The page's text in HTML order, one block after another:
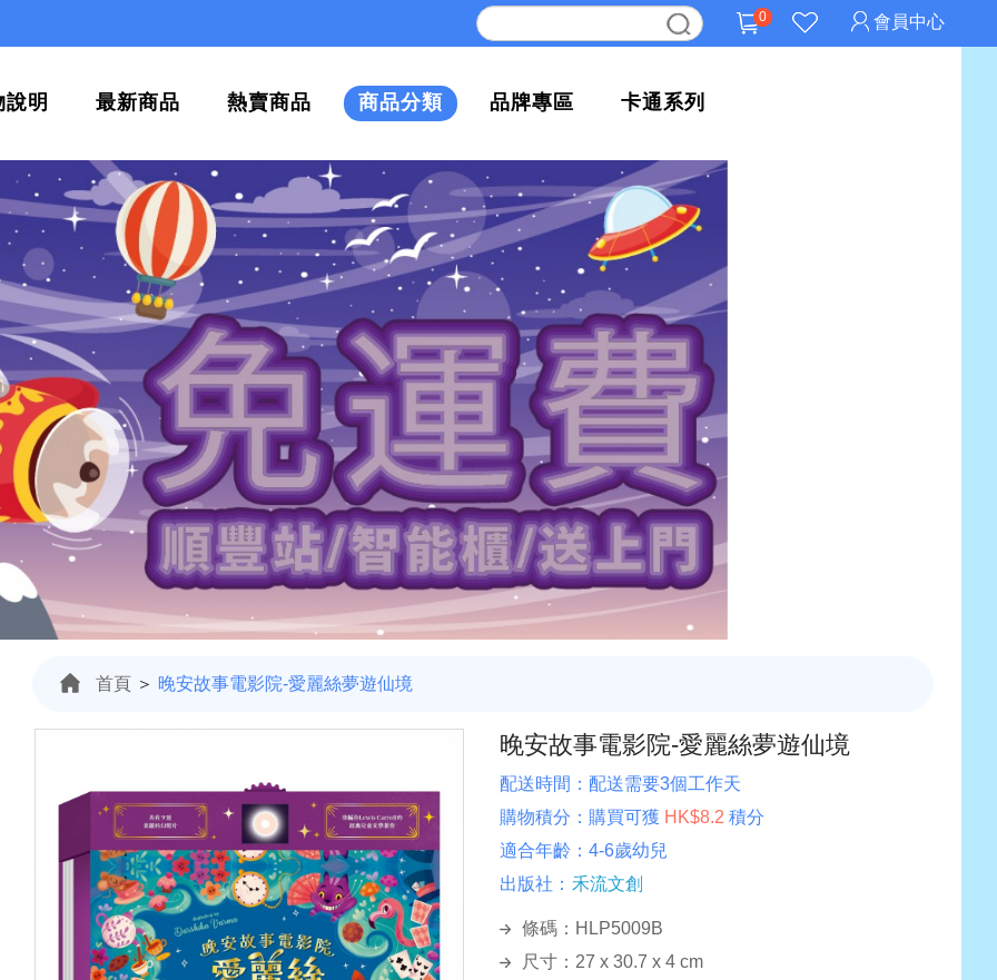
會員中心
0
明 最新商品 熱賣商品 商品分類 品牌專區 卡通系列
首頁 ＞ 晚安故事電影院-愛麗絲夢遊仙境
晚安故事電影院-愛麗絲夢遊仙境
配送時間： 配送需要3個工作天
購物積分： 購買可獲 HK$8.2 積分
適合年齡： 4-6歲幼兒
出版社： 禾流文創
條碼：HLP5009B
尺寸：27 x 30.7 x 4 cm